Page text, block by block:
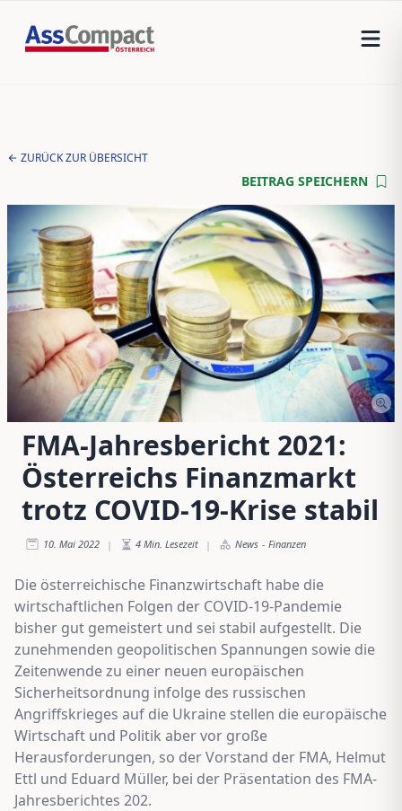
ZURÜCK ZUR ÜBERSICHT
BEITRAG SPEICHERN
FMA-Jahresbericht 2021:
Österreichs Finanzmarkt
trotz COVID-19-Krise stabil
10. Mai 2022 | 4 Min. Lesezeit | News - Finanzen
Die österreichische Finanzwirtschaft habe die
wirtschaftlichen Folgen der COVID-19-Pandemie
bisher gut gemeistert und sei stabil aufgestellt. Die
zunehmenden geopolitischen Spannungen sowie die
Zeitenwende zu einer neuen europäischen
Sicherheitsordnung infolge des russischen
Angriffskrieges auf die Ukraine stellen die europäische
Wirtschaft und Politik aber vor große
Herausforderungen, so der Vorstand der FMA, Helmut
Ettl und Eduard Müller, bei der Präsentation des FMA-
Jahresberichtes 202.